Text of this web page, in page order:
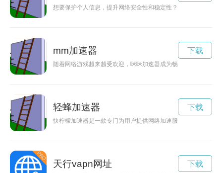
想要保护个人信息，提升网络安全性和稳定性？安卓VPN下载
mm加速器
随着网络游戏越来越受欢迎，咪咪加速器成为畅游网络世界的
下载
轻蜂加速器
快柠檬加速器是一款专门为用户提供网络加速服务的软件，能
下载
天行vapn网址 下载